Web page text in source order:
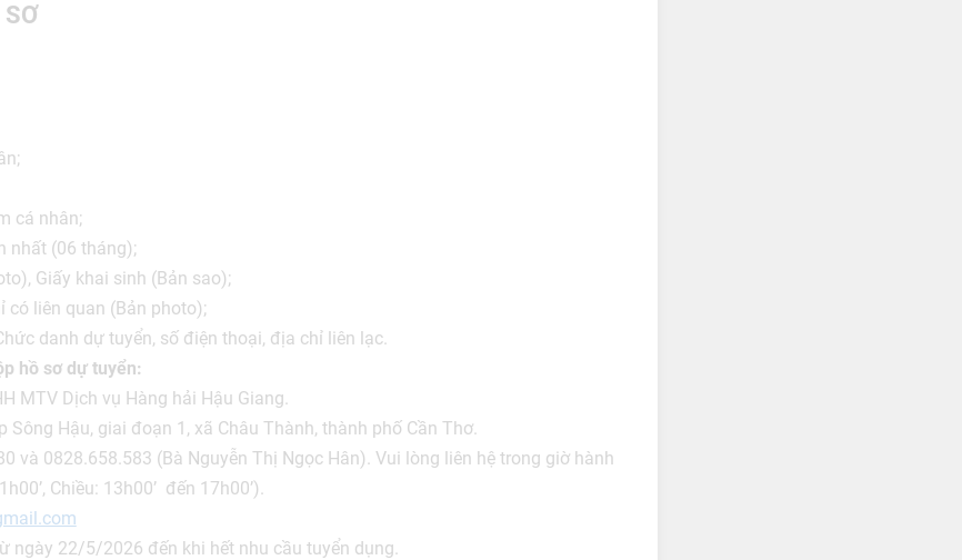
cá nhân;
nhất (06 tháng);
Giấy khai sinh (Bản sao);
có liên quan (Bản photo);
danh dự tuyển, số điện thoại, địa chỉ liên lạc.
hồ sơ dự tuyển:
MTV Dịch vụ Hàng hải Hậu Giang.
Sông Hậu, giai đoạn 1, xã Châu Thành, thành phố Cần Thơ.
và 0828.658.583 (Bà Nguyễn Thị Ngọc Hân). Vui lòng liên hệ trong giờ hành
Chiều: 13h00’ đến 17h00’).
ngày 22/5/2026 đến khi hết nhu cầu tuyển dụng.